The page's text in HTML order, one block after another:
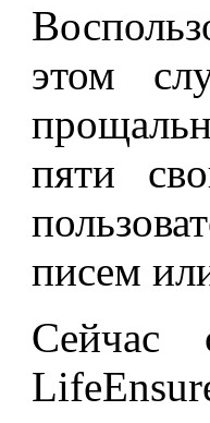
этом
пяти
писем
Сейчас